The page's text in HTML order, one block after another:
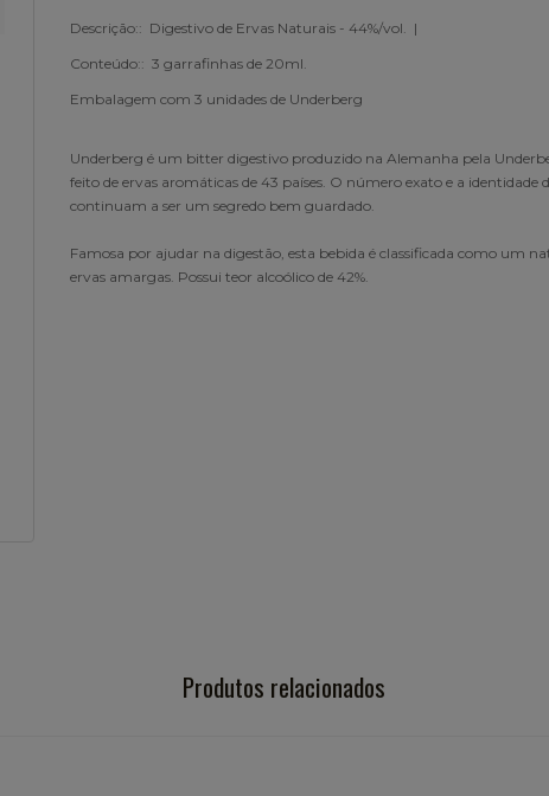
Descrição:: Digestivo de Ervas Naturais - 44%/vol. |
Conteúdo:: 3 garrafinhas de 20ml.
Embalagem com 3 unidades de Underberg
Underberg é um bitter digestivo produzido na Alemanha pela
feito de ervas aromáticas de 43 países. O número exato e a identidade
continuam a ser um segredo bem guardado.
Famosa por ajudar na digestão, esta bebida é classificada como um
ervas amargas. Possui teor alcoólico de 42%.
Produtos relacionados